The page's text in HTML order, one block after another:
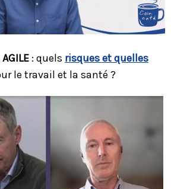
: quels risques et quelles
le travail et la santé ?